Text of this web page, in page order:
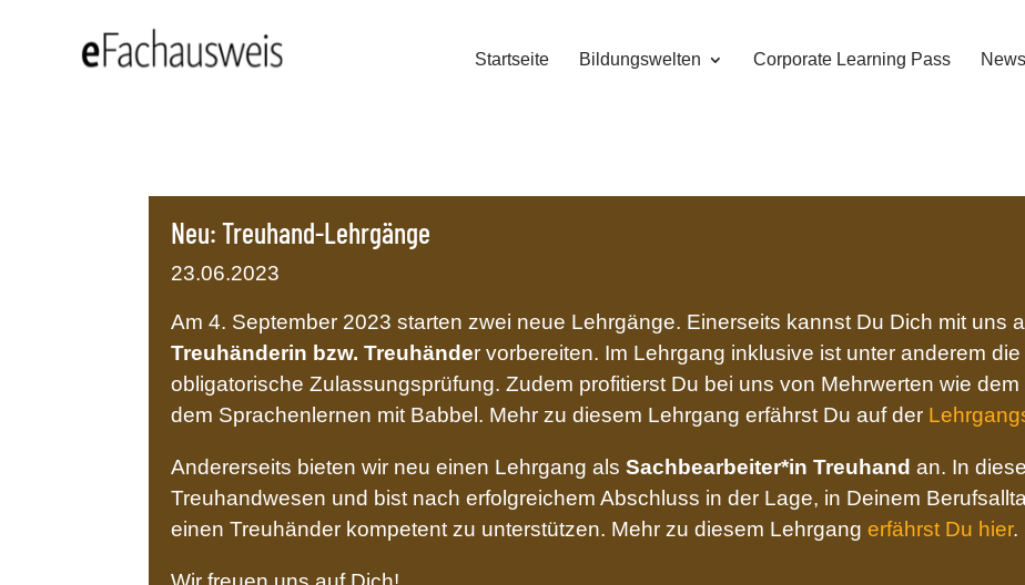
Startseite Bildungswelten Corporate Learning Pass News
Neu: Treuhand-Lehrgänge
23.06.2023
Am 4. September 2023 starten zwei neue Lehrgänge. Einerseits kannst Du Dich mit uns
Treuhänderin bzw. Treuhänder vorbereiten. Im Lehrgang inklusive ist unter anderem
obligatorische Zulassungsprüfung. Zudem profitierst Du bei uns von Mehrwerten wie
dem Sprachenlernen mit Babbel. Mehr zu diesem Lehrgang erfährst Du auf der
Andererseits bieten wir neu einen Lehrgang alsSachbearbeiter*in Treuhand an. In
Treuhandwesen und bist nach erfolgreichem Abschluss in der Lage, in Deinem
einen Treuhänder kompetent zu unterstützen. Mehr zu diesem Lehrgangerfährst Du hier.